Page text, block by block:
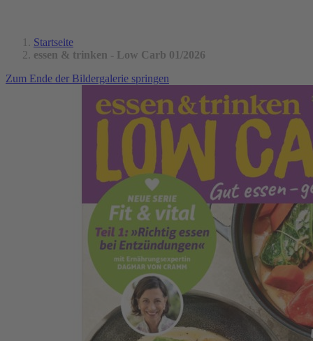
Startseite
essen & trinken - Low Carb 01/2026
Zum Ende der Bildergalerie springen